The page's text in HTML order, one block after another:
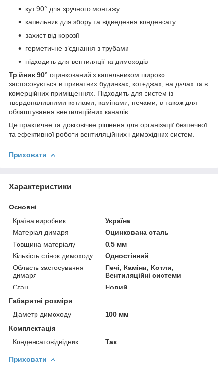
кут 90° для зручного монтажу
капельник для збору та відведення конденсату
захист від корозії
герметичне з’єднання з трубами
підходить для вентиляції та димоходів
Трійник 90° оцинкований з капельником широко
застосовується в приватних будинках, котеджах, на дачах та в
комерційних приміщеннях. Підходить для систем із
твердопаливними котлами, камінами, печами, а також для
облаштування вентиляційних каналів.
Це практичне та довговічне рішення для організації безпечної
та ефективної роботи вентиляційних і димохідних систем.
Приховати
Характеристики
Основні
Країна виробник
Україна
Матеріал димаря
Оцинкована сталь
Товщина матеріалу
0.5 мм
Кількість стінок димоходу
Одностінний
Область застосування
димаря
Печі, Каміни, Котли,
Вентиляційні системи
Стан
Новий
Габаритні розміри
Діаметр димоходу
100 мм
Комплектація
Конденсатовідвідник
Так
Приховати